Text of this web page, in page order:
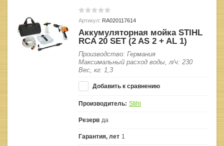
Артикул: RA020117614
Аккумуляторная мойка STIHL
RCA 20 SET (2 AS 2 + AL 1)
Производство: Германия
Максимальный расход воды, л/ч: 230
Вес, кг: 1,3
Добавить к сравнению
Производитель: Stihl
Резерв да
Гарантия, лет 1